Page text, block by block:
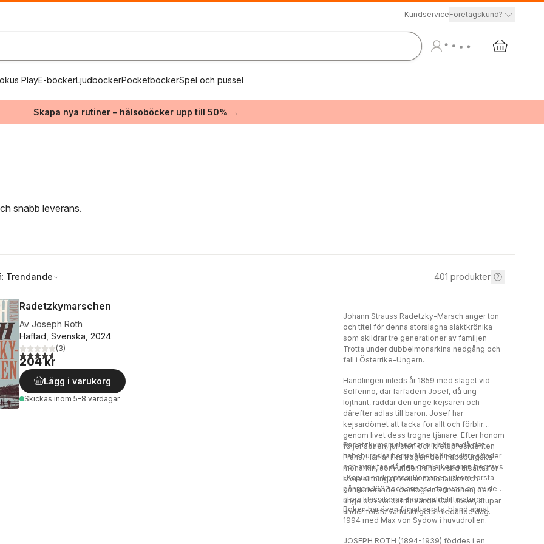
KundserviceFöretagskund?
PlayE-böckerLjudböckerPocketböckerSpel och pussel
Skapa nya rutiner – hälsoböcker upp till 50% →
snabb leverans.
Trendande 401 produkter
Radetzkymarschen
Av Joseph Roth
Häftad, Svenska, 2024
4,7utav 5 stjärnor. Totalt antal röster:
(3)
204 kr
Lägg i varukorg
Skickas inom 5-8 vardagar
Johann Strauss Radetzky-Marsch anger ton
och titel för denna storslagna släktkrönika
som skildrar tre generationer av familjen
Trotta under dubbelmonarkins nedgång och
fall i Österrike-Ungern.
Handlingen inleds år 1859 med slaget vid
Solferino, där farfadern Josef, då ung
löjtnant, räddar den unge kejsaren och
därefter adlas till baron. Josef har
kejsardömet att tacka för allt och förblir
genom livet dess trogne tjänare. Efter honom
följer sonen, juristen och kretspresidenten
Frans. Han är lika trogen den habsburgska
monarkin, som under hans livstid utsätts för
stora slitningar mellan nationalism och
konkurrerande ideologier. Sonsonen, den
unge och världsfrånvände Carl Josef, stupar
under första världskrigets inledande dag.
Radetzkymarschen tar sin början då det
habsburgska herraväldet börjar vittra sönder
och avslutas då den gamle kejsaren begravs
i Kapucinerkryptan. Romanen utkom första
gången 1932 och anses i dag vara en av de
stora klassikerna inom världslitteraturen.
Boken har även filmatiserats, bland annat
1994 med Max von Sydow i huvudrollen.
JOSEPH ROTH (1894-1939) föddes i en